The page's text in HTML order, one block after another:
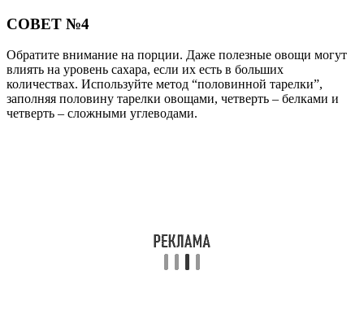
СОВЕТ №4
Обратите внимание на порции. Даже полезные овощи могут
влиять на уровень сахара, если их есть в больших
количествах. Используйте метод “половинной тарелки”,
заполняя половину тарелки овощами, четверть – белками и
четверть – сложными углеводами.